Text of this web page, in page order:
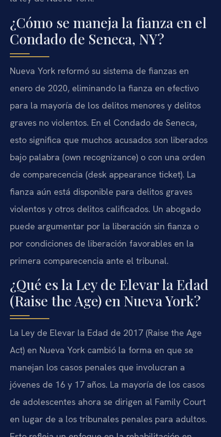
¿Cómo se maneja la fianza en el
Condado de Seneca, NY?
Nueva York reformó su sistema de fianzas en
enero de 2020, eliminando la fianza en efectivo
para la mayoría de los delitos menores y delitos
graves no violentos. En el Condado de Seneca,
esto significa que muchos acusados son liberados
bajo palabra (own recognizance) o con una orden
de comparecencia (desk appearance ticket). La
fianza aún está disponible para delitos graves
violentos y otros delitos calificados. Un abogado
puede argumentar por la liberación sin fianza o
por condiciones de liberación favorables en la
primera comparecencia ante el tribunal.
¿Qué es la Ley de Elevar la Edad
(Raise the Age) en Nueva York?
La Ley de Elevar la Edad de 2017 (Raise the Age
Act) en Nueva York cambió la forma en que se
manejan los casos penales que involucran a
jóvenes de 16 y 17 años. La mayoría de los casos
de adolescentes ahora se dirigen al Family Court
en lugar de a los tribunales penales para adultos.